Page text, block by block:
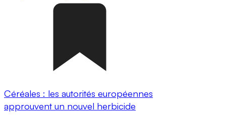
Céréales : les autorités européennes
approuvent un nouvel herbicide